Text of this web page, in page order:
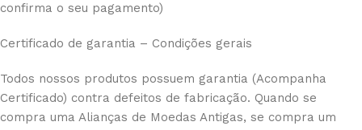
confirma o seu pagamento)
Certificado de garantia – Condições gerais
Todos nossos produtos possuem garantia (Acompanha
Certificado) contra defeitos de fabricação. Quando se
compra uma Alianças de Moedas Antigas, se compra um